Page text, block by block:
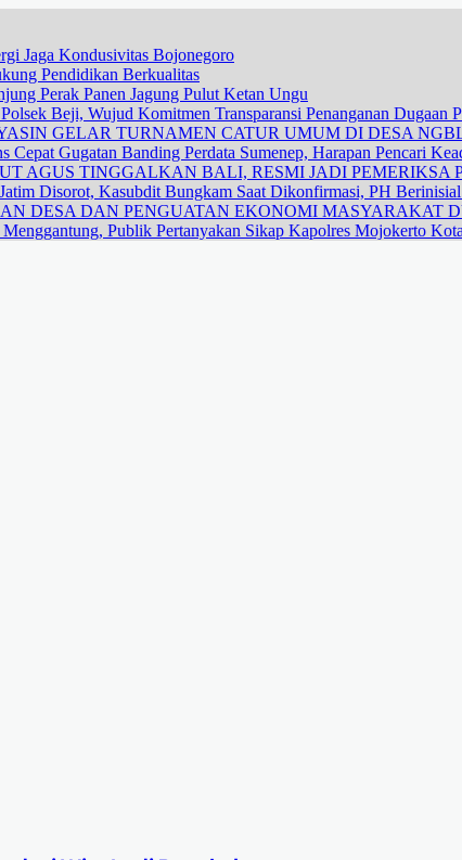
Jaga Kondusivitas Bojonegoro
Pendidikan Berkualitas
Perak Panen Jagung Pulut Ketan Ungu
Beji, Wujud Komitmen Transparansi Penanganan Dugaan
GELAR TURNAMEN CATUR UMUM DI DESA
Cepat Gugatan Banding Perdata Sumenep, Harapan Pencari
AGUS TINGGALKAN BALI, RESMI JADI PEMERIKSA
Disorot, Kasubdit Bungkam Saat Dikonfirmasi, PH
DESA DAN PENGUATAN EKONOMI MASYARAKAT
Publik Pertanyakan Sikap Kapolres Mojokerto